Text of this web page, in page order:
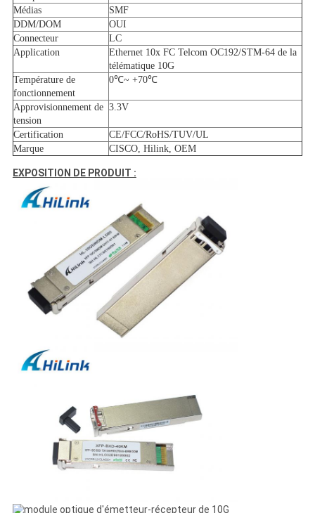
Médias
SMF
DDM/DOM
OUI
Connecteur
LC
Application
Ethernet 10x FC Telcom OC192/STM-64 de la
télématique 10G
Température de
fonctionnement
0℃~ +70℃
Approvisionnement de
tension
3.3V
Certification
CE/FCC/RoHS/TUV/UL
Marque
CISCO, Hilink, OEM
EXPOSITION DE PRODUIT :